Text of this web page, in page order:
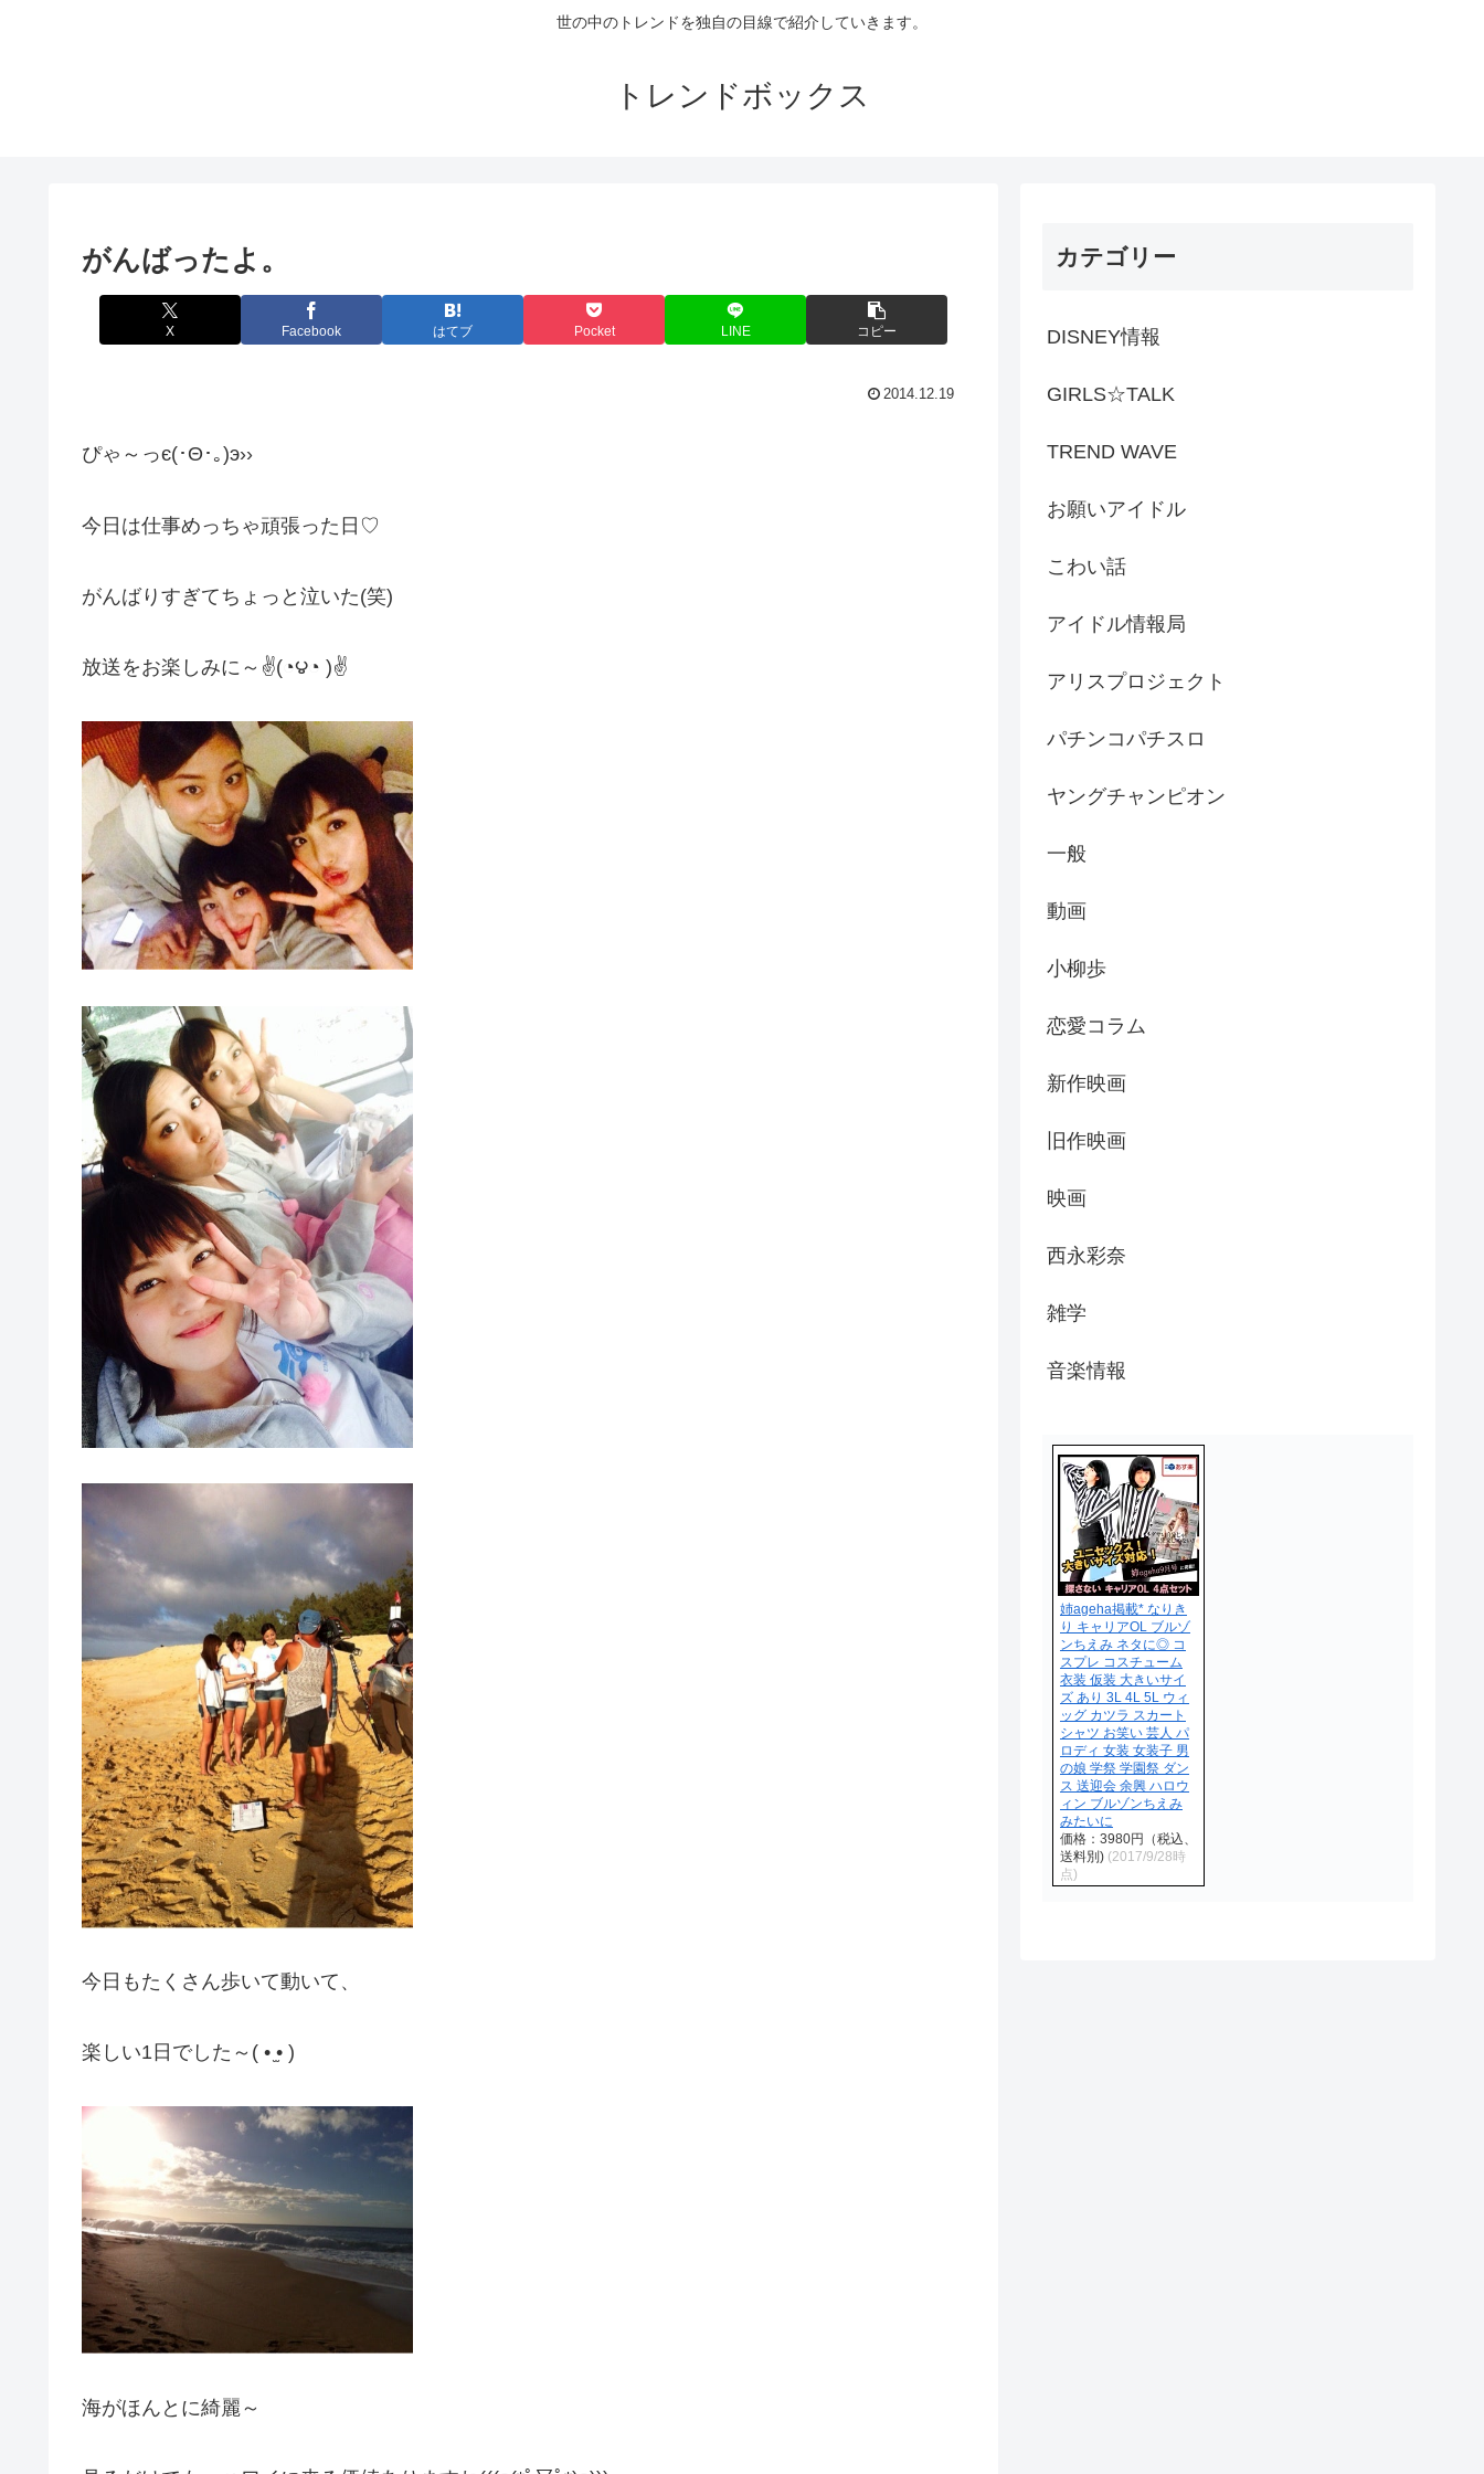
世の中のトレンドを独自の目線で紹介していきます。
トレンドボックス
がんばったよ。
X Facebook はてブ Pocket LINE コピー
2014.12.19
ぴゃ～っє(･Θ･｡)э››
今日は仕事めっちゃ頑張った日♡
がんばりすぎてちょっと泣いた(笑)
放送をお楽しみに～✌(◔౪◔ )✌
今日もたくさん歩いて動いて、
楽しい1日でした～( • ̫• )
海がほんとに綺麗～
カテゴリー
DISNEY情報
GIRLS☆TALK
TREND WAVE
お願いアイドル
こわい話
アイドル情報局
アリスプロジェクト
パチンコパチスロ
ヤングチャンピオン
一般
動画
小柳歩
恋愛コラム
新作映画
旧作映画
映画
西永彩奈
雑学
音楽情報
姉ageha掲載* なりき
り キャリアOL ブルゾ
ンちえみ ネタに◎ コ
スプレ コスチューム
衣装 仮装 大きいサイ
ズ あり 3L 4L 5L ウィ
ッグ カツラ スカート
シャツ お笑い 芸人 パ
ロディ 女装 女装子 男
の娘 学祭 学園祭 ダン
ス 送迎会 余興 ハロウ
ィン ブルゾンちえみ
みたいに
価格：3980円（税込、
送料別) (2017/9/28時
点)